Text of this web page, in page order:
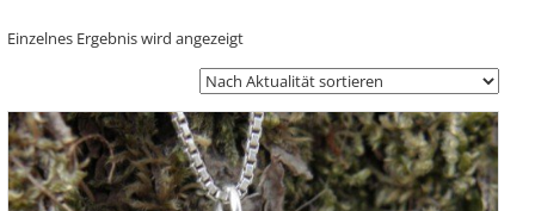
Einzelnes Ergebnis wird angezeigt